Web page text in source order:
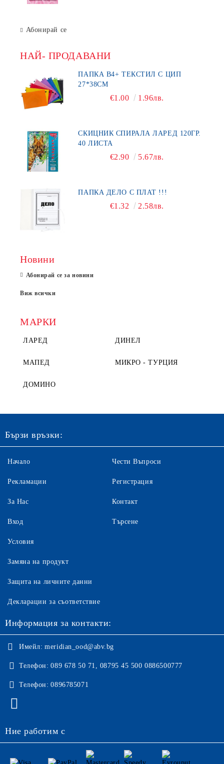
Абонирай се
НАЙ- ПРОДАВАНИ
ПАПКА В4+ ТЕКСТИЛ С ЦИП
27*38СМ
€1.00 1.96лв.
СКИЦНИК СПИРАЛА ЛАРЕД 120ГР.
40 ЛИСТА
€2.90 5.67лв.
ПАПКА ДЕЛО С ПЛАТ !!!
€1.32 2.58лв.
Новини
Абонирай се за новини
Виж всички
МАРКИ
ЛАРЕД ДИНЕЛ
МАПЕД МИКРО - ТУРЦИЯ
ДОМИНО
Бързи връзки:
Начало
Рекламации
За Нас
Вход
Чести Въпроси
Регистрация
Контакт
Търсене
Условия
Замяна на продукт
Защита на личните данни
Декларации за съответствие
Информация за контакти:
Имейл: meridian_ood@abv.bg
Телефон: 089 678 50 71, 08795 45 500 0886500777
Телефон: 0896785071
Ние работим с